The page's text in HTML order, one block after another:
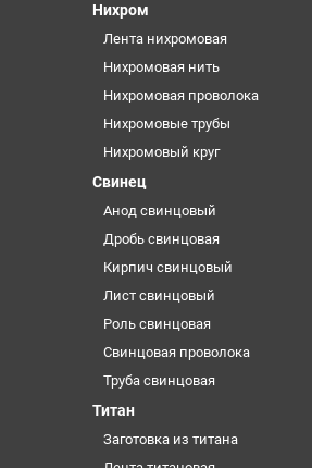
Нихром
Лента нихромовая
Нихромовая нить
Нихромовая проволока
Нихромовые трубы
Нихромовый круг
Свинец
Анод свинцовый
Дробь свинцовая
Кирпич свинцовый
Лист свинцовый
Роль свинцовая
Свинцовая проволока
Труба свинцовая
Титан
Заготовка из титана